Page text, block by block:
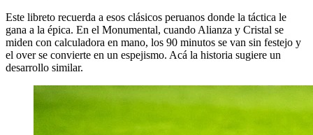
Este libreto recuerda a esos clásicos peruanos donde la táctica le
gana a la épica. En el Monumental, cuando Alianza y Cristal se
miden con calculadora en mano, los 90 minutos se van sin festejo y
el over se convierte en un espejismo. Acá la historia sugiere un
desarrollo similar.